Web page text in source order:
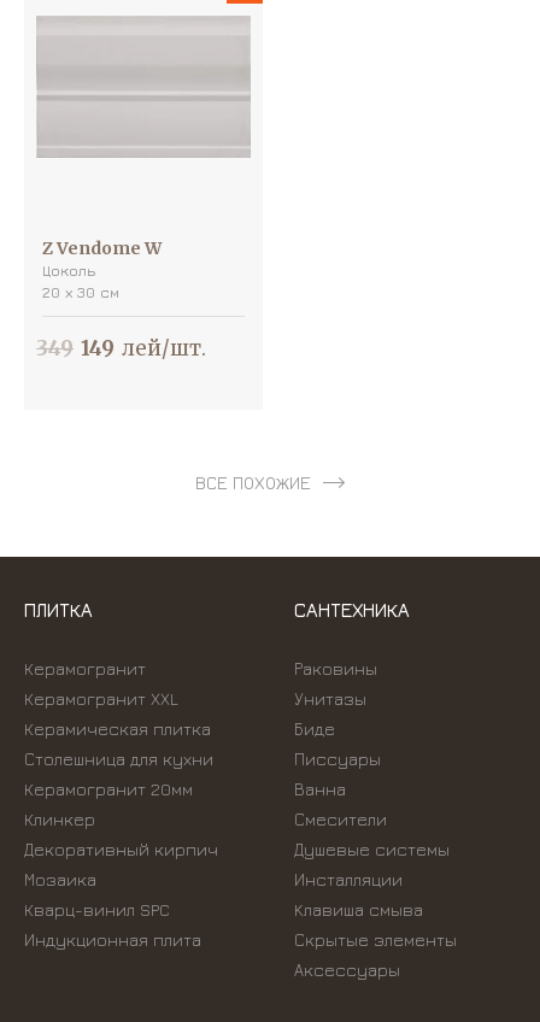
Z Vendome W
Цоколь
20 х 30 см
349 149 лей/шт.
ВСЕ ПОХОЖИЕ
ПЛИТКА
Керамогранит
Керамогранит XXL
Керамическая плитка
Столешница для кухни
Керамогранит 20мм
Клинкер
Декоративный кирпич
Мозаика
Кварц-винил SPC
Индукционная плита
САНТЕХНИКА
Раковины
Унитазы
Биде
Писсуары
Ванна
Смесители
Душевые системы
Инсталляции
Kлавиша смыва
Скрытые элементы
Аксессуары